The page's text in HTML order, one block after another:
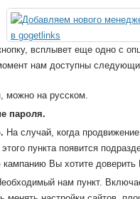
всплывет еще одно с
нам доступны
можно на русском.
пароля.
На случай, когда
пункта появится
кампанию Вы хотите
нам пункт.